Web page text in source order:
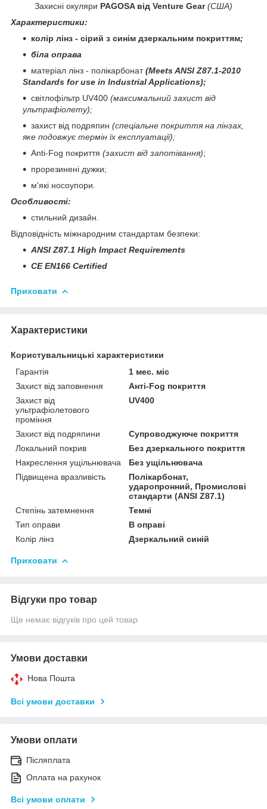
Захисні окуляри PAGOSA від Venture Gear(США)
Характеристики:
колір лінз - сірий з синім дзеркальним покриттям;
біла оправа
матеріал лінз - полікарбонат(Meets ANSI Z87.1-2010
Standards for use in Industrial Applications);
світлофільтр UV400 (максимальний захист від
ультрафіолету);
захист від подряпин (спеціальне покриття на лінзах,
яке подовжує термін їх експлуатації);
Anti-Fog покриття (захист від запотівання);
прорезинені дужки;
м'які носоупори.
Особливості:
стильний дизайн.
Відповідність міжнародним стандартам безпеки:
ANSI Z87.1 High Impact Requirements
CE EN166 Certified
Приховати
Характеристики
Користувальницькі характеристики
Гарантія
1 мес. міс
Захист від заповнення
Анті-Fog покриття
Захист від
ультрафіолетового
проміння
UV400
Захист від подряпини
Супроводжуюче покриття
Локальний покрив
Без дзеркального покриття
Накреслення ущільнювача
Без ущільнювача
Підвищена вразливість
Полікарбонат,
ударопронний, Промислові
стандарти (ANSI Z87.1)
Степінь затемнення
Темні
Тип оправи
В оправі
Колір лінз
Дзеркальний синій
Приховати
Відгуки про товар
Ще немає відгуків про цей товар
Умови доставки
Нова Пошта
Всі умови доставки
Умови оплати
Післяплата
Оплата на рахунок
Всі умови оплати